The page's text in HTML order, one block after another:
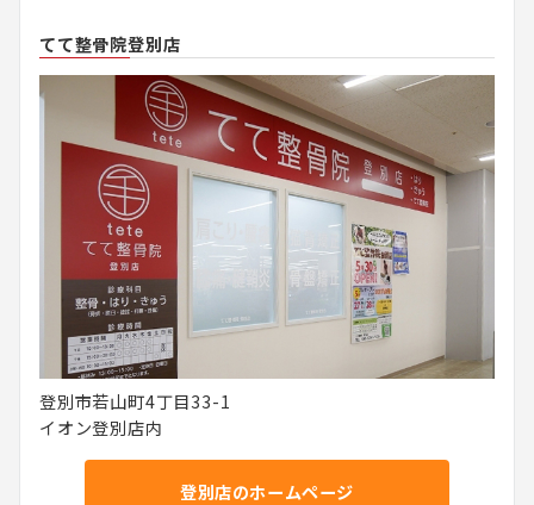
てて整骨院登別店
登別市若山町4丁目33-1
イオン登別店内
登別店のホームページ